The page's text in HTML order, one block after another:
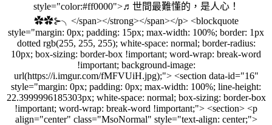
style="color:#ff0000">♬世間最難懂的，是人心！
✿✿⊱╮</span></strong></span></p> <blockquote
style="margin: 0px; padding: 15px; max-width: 100%; border: 1px
dotted rgb(255, 255, 255); white-space: normal; border-radius:
10px; box-sizing: border-box !important; word-wrap: break-word
!important; background-image:
url(https://i.imgur.com/fMFVUiH.jpg);"> <section data-id="16"
style="margin: 0px; padding: 0px; max-width: 100%; line-height:
22.3999996185303px; white-space: normal; box-sizing: border-box
!important; word-wrap: break-word !important;"> <section> <p
align="center" class="MsoNormal" style="text-align: center;">